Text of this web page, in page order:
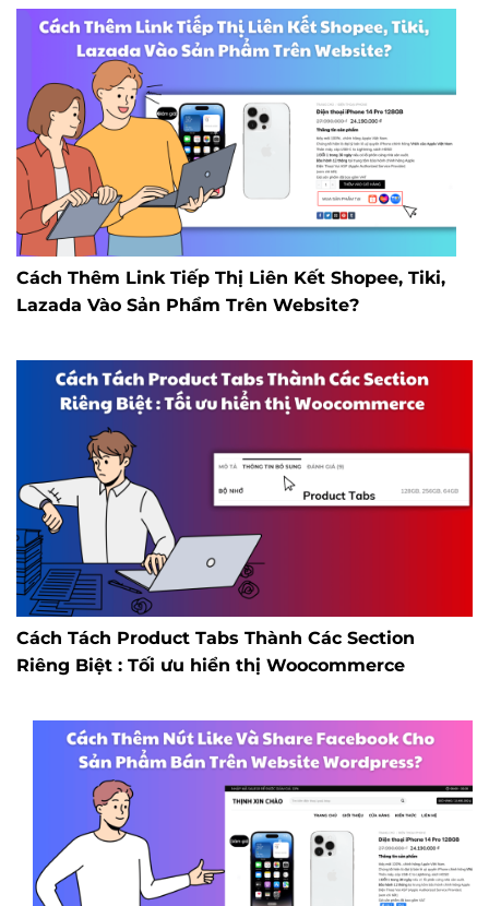
Cách Thêm Link Tiếp Thị Liên Kết Shopee, Tiki,
Lazada Vào Sản Phẩm Trên Website?
Cách Tách Product Tabs Thành Các Section
Riêng Biệt : Tối ưu hiển thị Woocommerce